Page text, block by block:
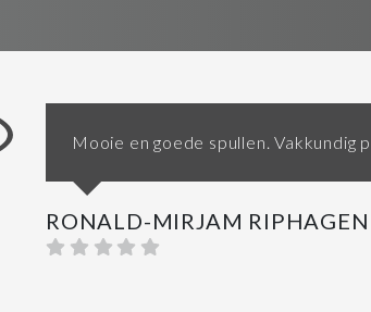
Mooie en goede spullen. Vakkundig
RONALD-MIRJAM RIPHAGEN